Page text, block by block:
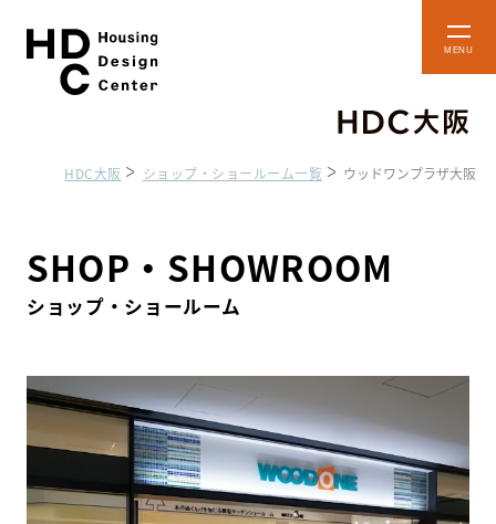
メ
を
閉
本
文
住まいのコラム
アクセス・施設案内
HDC大阪 ショップ・ショールーム一覧 ウッドワンプラザ大阪
SHOP・SHOWROOM
ショップ・ショールーム